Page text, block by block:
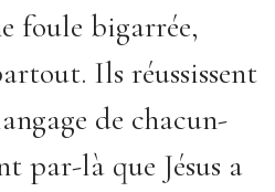
foule bigarrée,
Ils réussissent
de chacun-
par-là que Jésus a